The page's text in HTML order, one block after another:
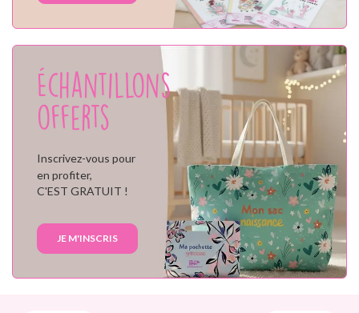
Échantillons
offerts
Inscrivez-vous pour
en profiter,
C'EST GRATUIT !
JE M'INSCRIS